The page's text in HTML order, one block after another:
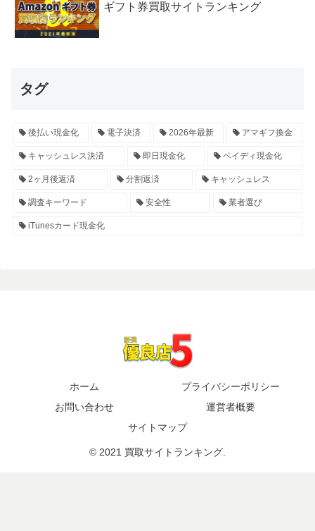
ギフト券買取サイトランキング
タグ
後払い現金化 電子決済 2026年最新 アマギフ換金
キャッシュレス決済 即日現金化 ペイディ現金化
2ヶ月後返済 分割返済 キャッシュレス
調査キーワード 安全性 業者選び
iTunesカード現金化
ホーム
プライバシーポリシー
お問い合わせ
運営者概要
サイトマップ
© 2021 買取サイトランキング.